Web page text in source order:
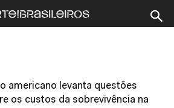
americano levanta questões
os custos da sobrevivência na